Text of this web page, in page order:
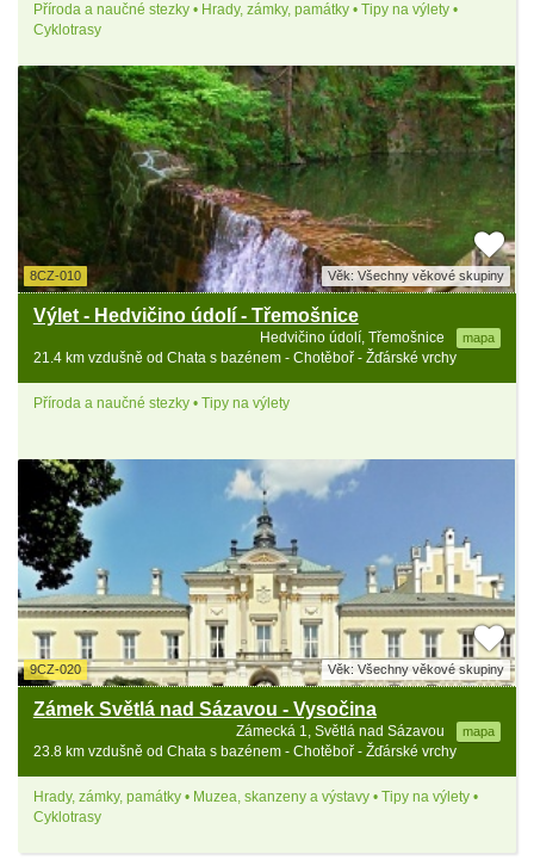
Příroda a naučné stezky • Hrady, zámky, památky • Tipy na výlety •
Cyklotrasy
8CZ-010 Věk: Všechny věkové skupiny
Výlet - Hedvičino údolí - Třemošnice
Hedvičino údolí, Třemošnice mapa
21.4 km vzdušně od Chata s bazénem - Chotěboř - Žďárské vrchy
Příroda a naučné stezky • Tipy na výlety
9CZ-020 Věk: Všechny věkové skupiny
Zámek Světlá nad Sázavou - Vysočina
Zámecká 1, Světlá nad Sázavou mapa
23.8 km vzdušně od Chata s bazénem - Chotěboř - Žďárské vrchy
Hrady, zámky, památky • Muzea, skanzeny a výstavy • Tipy na výlety •
Cyklotrasy